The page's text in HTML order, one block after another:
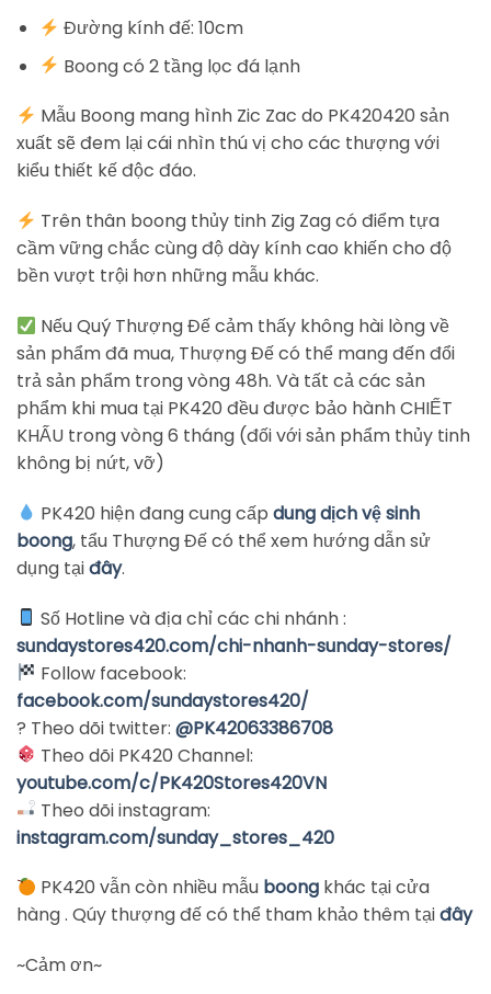
Đường kính đế: 10cm
Boong có 2 tầng lọc đá lạnh
Mẫu Boong mang hình Zic Zac do PK420420 sản
xuất sẽ đem lại cái nhìn thú vị cho các thượng với
kiểu thiết kế độc đáo.
Trên thân boong thủy tinh Zig Zag có điểm tựa
cầm vững chắc cùng độ dày kính cao khiến cho độ
bền vượt trội hơn những mẫu khác.
Nếu Quý Thượng Đế cảm thấy không hài lòng về
sản phẩm đã mua, Thượng Đế có thể mang đến đổi
trả sản phẩm trong vòng 48h. Và tất cả các sản
phẩm khi mua tại PK420 đều được bảo hành CHIẾT
KHẤU trong vòng 6 tháng (đối với sản phẩm thủy tinh
không bị nứt, vỡ)
PK420 hiện đang cung cấpdung dịch vệ sinh
boong, tẩu Thượng Đế có thể xem hướng dẫn sử
dụng tạiđây.
Số Hotline và địa chỉ các chi nhánh :
sundaystores420.com/chi-nhanh-sunday-stores/
Follow facebook:
facebook.com/sundaystores420/
? Theo dõi twitter: @PK42063386708
Theo dõi PK420 Channel:
youtube.com/c/PK420Stores420VN
Theo dõi instagram:
instagram.com/sunday_stores_420
PK420 vẫn còn nhiều mẫu boong khác tại cửa
hàng . Qúy thượng đế có thể tham khảo thêm tạiđây
~Cảm ơn~